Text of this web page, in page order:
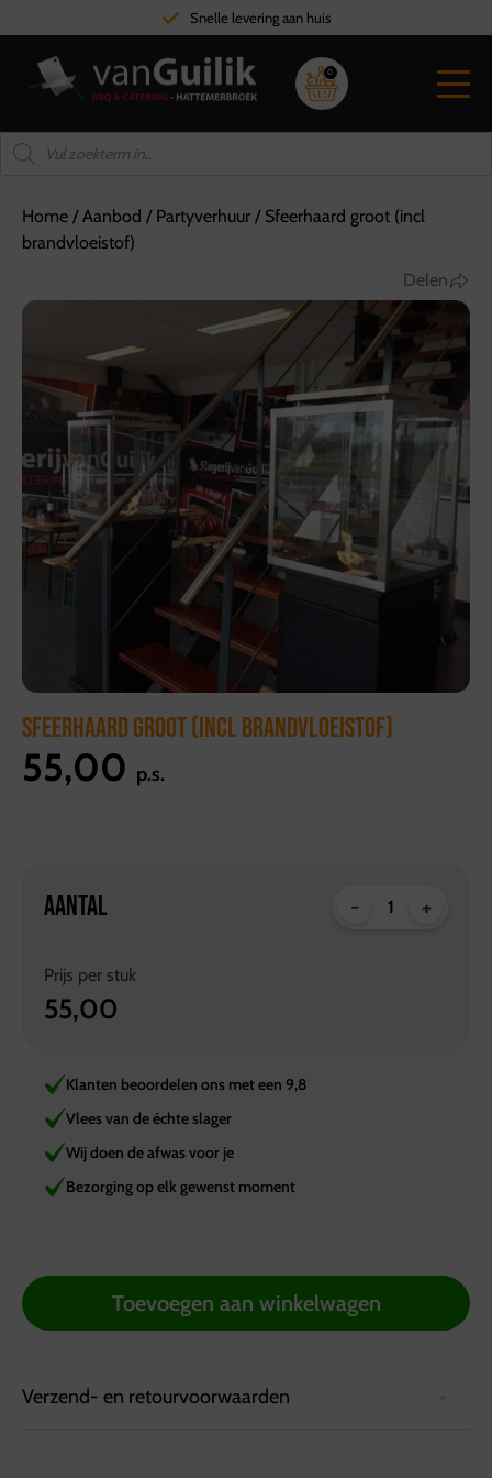
Snelle levering aan huis
0
Home /Aanbod / Partyverhuur / Sfeerhaard groot (incl
brandvloeistof)
SFEERHAARD GROOT (INCL BRANDVLOEISTOF)
Delen
55,00 p.s.
AANTAL - +
Prijs per stuk
55,00
Klanten beoordelen ons met een 9,8
Vlees van de échte slager
Wij doen de afwas voor je
Bezorging op elk gewenst moment
Toevoegen aan winkelwagen
Verzend- en retourvoorwaarden